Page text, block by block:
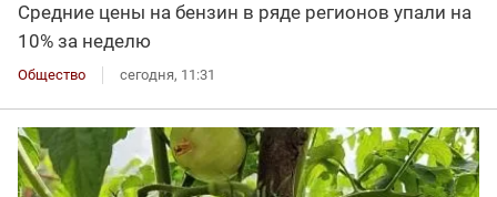
Средние цены на бензин в ряде регионов упали на
10% за неделю
Общество сегодня, 11:31